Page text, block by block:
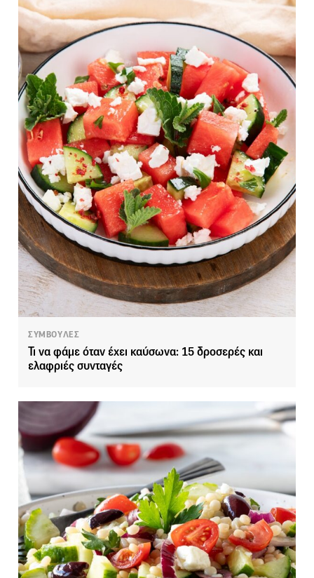
ΣΥΜΒΟΥΛΕΣ
Τι να φάμε όταν έχει καύσωνα: 15 δροσερές και
ελαφριές συνταγές